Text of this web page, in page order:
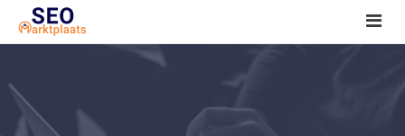
SEO tools reviews
Marketeer bij jou in de buurt?
Offerte